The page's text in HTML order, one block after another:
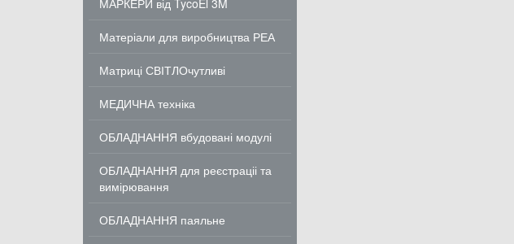
МАРКЕРИ від TycoEl 3M
Матеріали для виробництва РЕА
Матриці СВІТЛОчутливі
МЕДИЧНА техніка
ОБЛАДНАННЯ вбудовані модулі
ОБЛАДНАННЯ для реєстраціі та
вимірювання
ОБЛАДНАННЯ паяльне